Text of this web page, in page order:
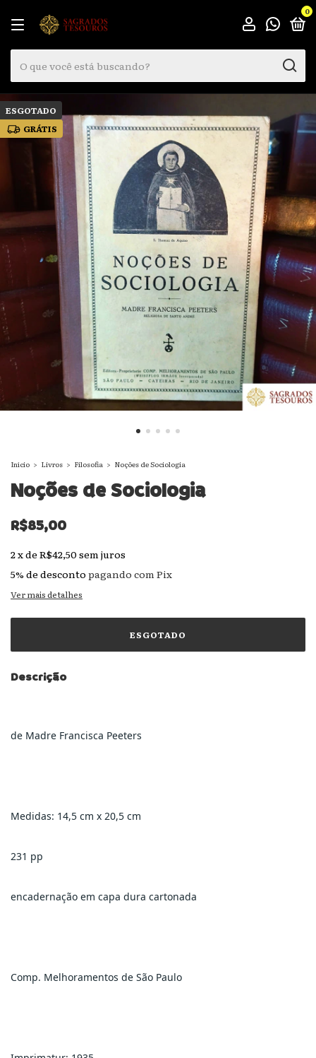
0
ESGOTADO
GRÁTIS
Início > Livros > Filosofia > Noções de Sociologia
Noções de Sociologia
R$85,00
2xde R$42,50 sem juros
5% de desconto pagando com Pix
Ver mais detalhes
Descrição
de Madre Francisca Peeters
Medidas: 14,5 cm x 20,5 cm
231 pp
encadernação em capa dura cartonada
Comp. Melhoramentos de São Paulo